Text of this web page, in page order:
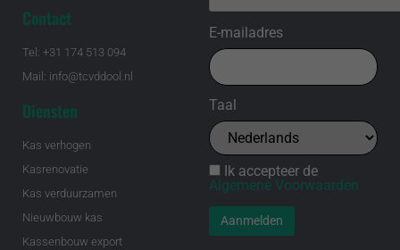
Contact
Tel: +31 174 513 094
Mail: info@tcvddool.nl
Diensten
Kas verhogen
Kasrenovatie
Kas verduurzamen
Nieuwbouw kas
Kassenbouw export
E-mailadres
Taal
Ik accepteer de
Algemene Voorwaarden